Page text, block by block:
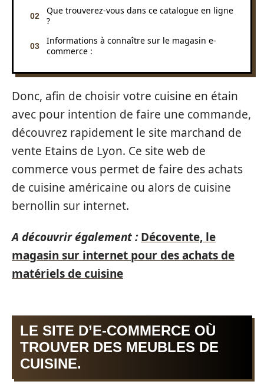
Que trouverez-vous dans ce catalogue en ligne
?
Informations à connaître sur le magasin e-
commerce :
Donc, afin de choisir votre cuisine en étain
avec pour intention de faire une commande,
découvrez rapidement le site marchand de
vente Etains de Lyon. Ce site web de
commerce vous permet de faire des achats
de cuisine américaine ou alors de cuisine
bernollin sur internet.
A découvrir également : Décovente, le
magasin sur internet pour des achats de
matériels de cuisine
LE SITE D’E-COMMERCE OÙ
TROUVER DES MEUBLES DE
CUISINE.